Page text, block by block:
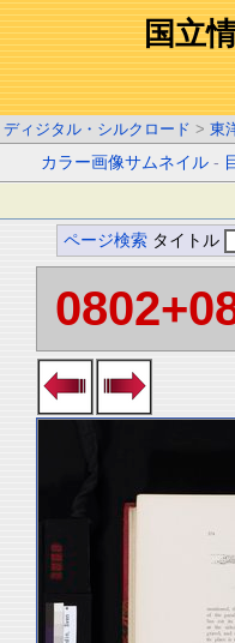
国立
ディジタル・シルクロード > 東
カラー画像サムネイル -
ページ検索 タイトル